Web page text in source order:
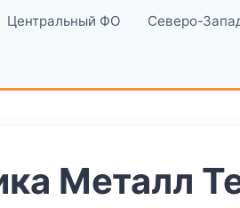
Центральный ФО Северо-
Металл